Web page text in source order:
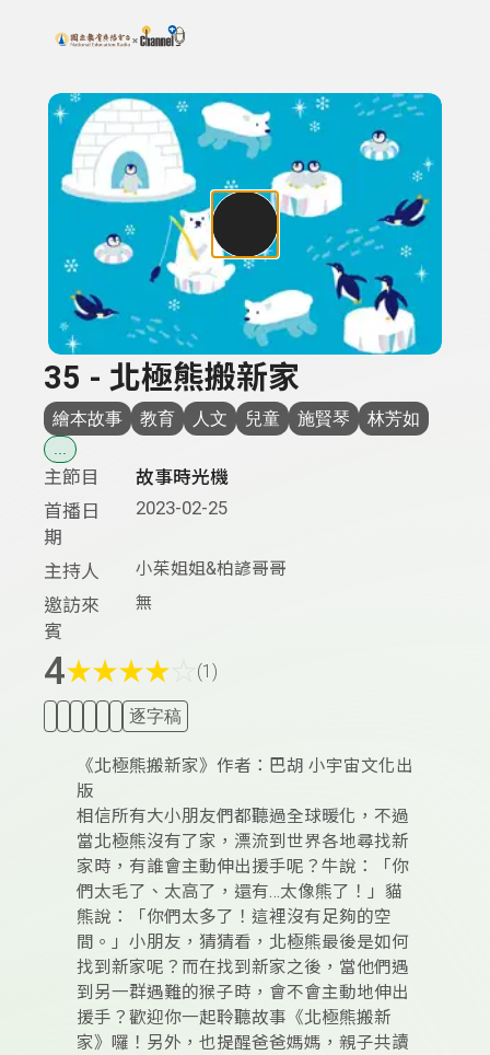
上方功能區塊
搜尋關鍵字：可輸入節目名稱、主持人或關鍵字
35 - 北極熊搬新家
繪本故事 教育 人文 兒童 施賢琴 林芳如
主節目
故事時光機
首播日
期
2023-02-25
主持人 小茱姐姐&柏諺哥哥
邀訪來
賓
無
4★★★★ (1)
逐字稿
《北極熊搬新家》作者：巴胡 小宇宙文化出
版
相信所有大小朋友們都聽過全球暖化，不過
當北極熊沒有了家，漂流到世界各地尋找新
家時，有誰會主動伸出援手呢？牛說：「你
們太毛了、太高了，還有…太像熊了！」貓
熊說：「你們太多了！這裡沒有足夠的空
間。」小朋友，猜猜看，北極熊最後是如何
找到新家呢？而在找到新家之後，當他們遇
到另一群遇難的猴子時，會不會主動地伸出
援手？歡迎你一起聆聽故事《北極熊搬新
家》囉！另外，也提醒爸爸媽媽，親子共讀